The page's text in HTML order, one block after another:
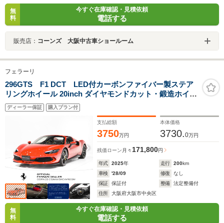
無
料
今すぐ在庫確認・見積依頼
電話する
販売店： コーンズ 大阪中古車ショールーム
フェラーリ
296GTS F1 DCT LED付カーボンファイバー製ステア
リングホイール 20inch ダイヤモンドカット・鍛造ホイー
ル ベンチレーテッド・フル電動シート サスペンションリ
フター カーボンファイバー製ダッシュボード
ディーラー保証 購入プラン付
支払総額
3750万円
本体価格
3730.0万円
残価ローン 月々 171,800円
年式 2025年 走行 200km
車検
'28/09 修復
なし
保証
保証付 整備
法定整備付
住所
大阪府大阪市中央区
無
料
今すぐ在庫確認・見積依頼
電話する